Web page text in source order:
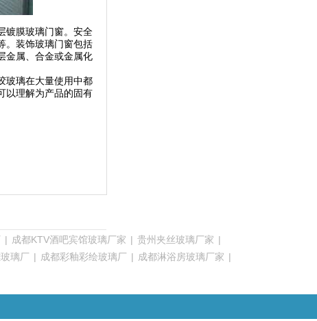
镀膜玻璃门窗。安全
。装饰玻璃门窗包括
金属、合金或金属化
玻璃在大量使用中都
以理解为产品的固有
| 成都KTV酒吧宾馆玻璃厂家 | 贵州夹丝玻璃厂家 |
璃厂 | 成都彩釉彩绘玻璃厂 | 成都淋浴房玻璃厂家 |